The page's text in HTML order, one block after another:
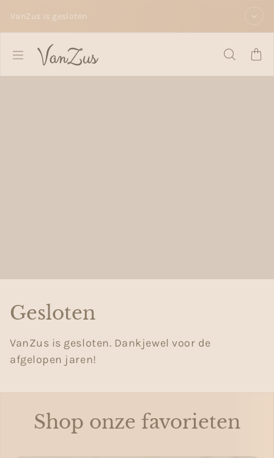
VanZus is gesloten
Gesloten
VanZus is gesloten. Dankjewel voor de
afgelopen jaren!
Shop onze favorieten